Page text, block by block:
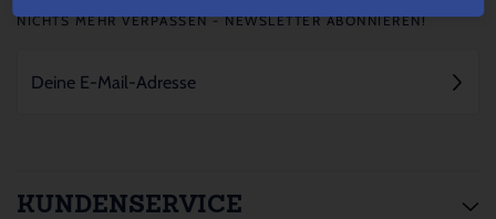
KUNDENSERVICE
NICHTS MEHR VERPASSEN - NEWSLETTER ABONNIEREN!